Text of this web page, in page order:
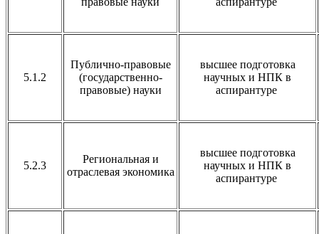
5.1.2
Публично-правовые
(государственно-
правовые) науки
высшее подготовка
научных и НПК в
аспирантуре
5.2.3
Региональная и
отраслевая экономика
высшее подготовка
научных и НПК в
аспирантуре